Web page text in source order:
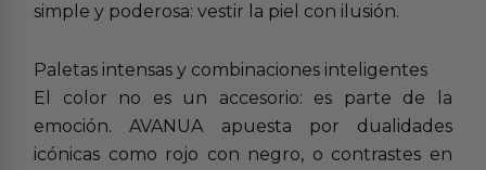
simple y poderosa: vestir la piel con ilusión.
Paletas intensas y combinaciones inteligentes
El color no es un accesorio: es parte de la
emoción. AVANUA apuesta por dualidades
icónicas como rojo con negro, o contrastes en